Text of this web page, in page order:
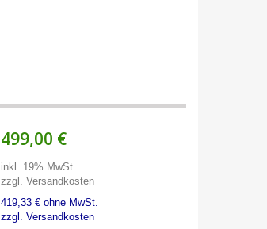
499,00 €
inkl. 19% MwSt.
zzgl. Versandkosten
419,33 € ohne MwSt.
zzgl. Versandkosten